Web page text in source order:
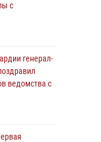
с
генерал-
ведомства с